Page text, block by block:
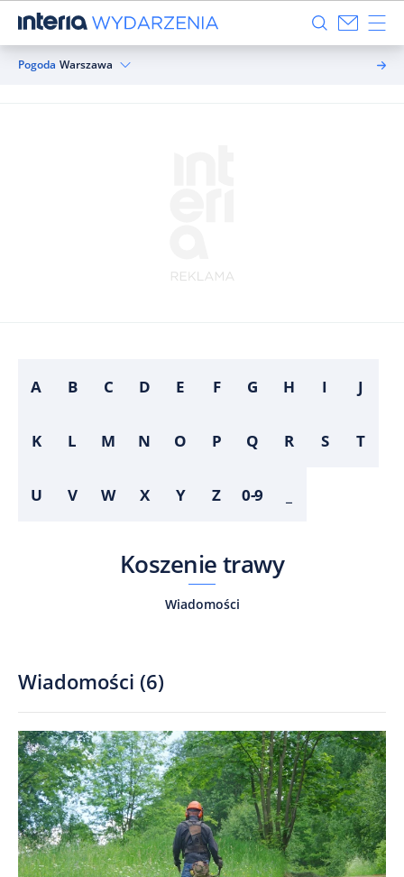
Pogoda Warszawa
A B C D E F G H I J
K L M N O P Q R S T
U V W X Y Z 0-9
Koszenie trawy
Wiadomości
Wiadomości (6)